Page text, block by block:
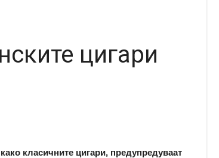
цигари
класичните цигари, предупредуваат